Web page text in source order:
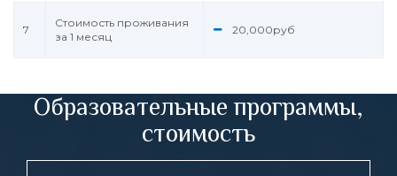
7
Стоимость проживания
за 1 месяц
20,000руб
Образовательные программы,
стоимость